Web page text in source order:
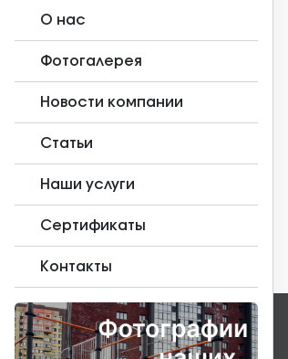
О нас
Фотогалерея
Новости компании
Статьи
Наши услуги
Сертификаты
Контакты